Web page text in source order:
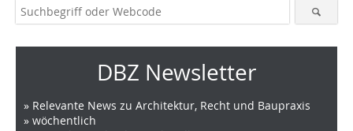
DBZ Newsletter
» Relevante News zu Architektur, Recht und Baupraxis
» wöchentlich